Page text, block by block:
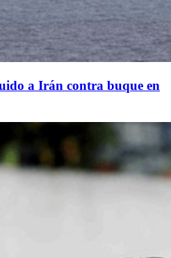
a Irán contra buque en